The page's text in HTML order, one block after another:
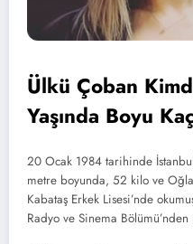
Ülkü Çoban
Yaşında Boyu
20 Ocak 1984 tarihinde
metre boyunda, 52 kilo ve
Kabataş Erkek Lisesi’nde
Radyo ve Sinema